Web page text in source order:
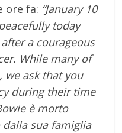
ore fa: “January 10
today
a courageous
While many of
we ask that you
during their time
è morto
sua famiglia